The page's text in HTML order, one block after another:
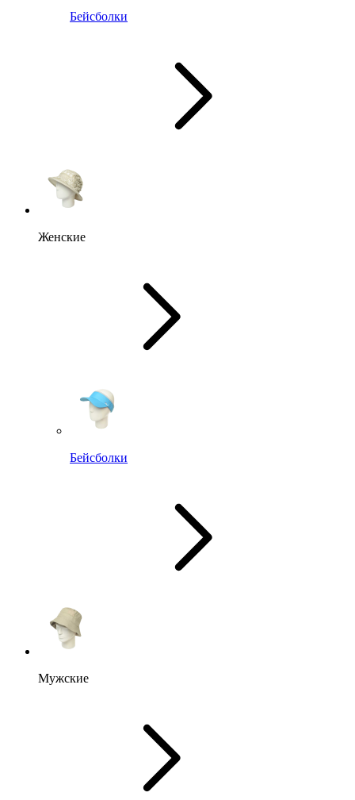
Бейсболки
Женские
Бейсболки
Мужские